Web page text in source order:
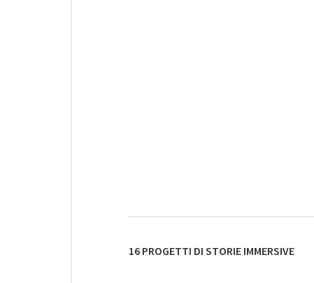
16 PROGETTI DI STORIE IMMERSIVE